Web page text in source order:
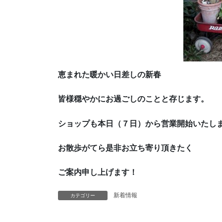
恵まれた暖かい日差しの新春
皆様穏やかにお過ごしのことと存じます。
ショップも本日（７日）から営業開始いたし
お散歩がてら是非お立ち寄り頂きたく
ご案内申し上げます！
カテゴリー 新着情報